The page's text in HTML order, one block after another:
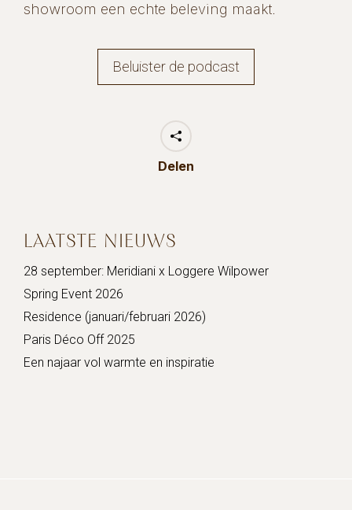
showroom een echte beleving maakt.
Beluister de podcast
Delen
LAATSTE NIEUWS
28 september: Meridiani x Loggere Wilpower
Spring Event 2026
Residence (januari/februari 2026)
Paris Déco Off 2025
Een najaar vol warmte en inspiratie